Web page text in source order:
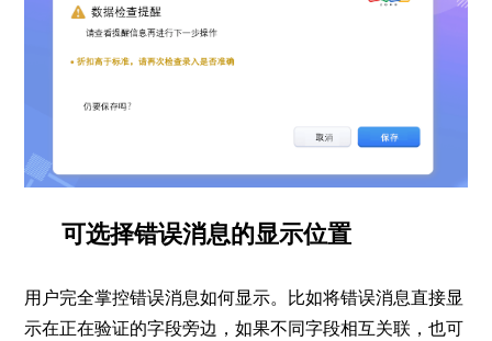
可选择错误消息的显示位置
用户完全掌控错误消息如何显示。比如将错误消息直接显
示在正在验证的字段旁边，如果不同字段相互关联，也可